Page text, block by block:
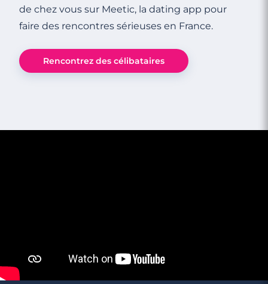
de chez vous sur Meetic, la dating app pour
faire des rencontres sérieuses en France.
Rencontrez des célibataires